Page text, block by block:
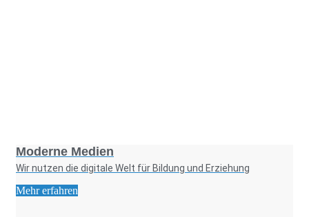
Moderne Medien
Wir nutzen die digitale Welt für Bildung und Erziehung
Mehr erfahren